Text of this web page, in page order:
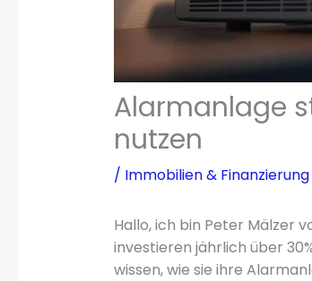
Alarmanlage
nutzen
/ Immobilien & Finanzierung
Hallo, ich bin Peter Mälzer
investieren jährlich über
wissen, wie sie ihre